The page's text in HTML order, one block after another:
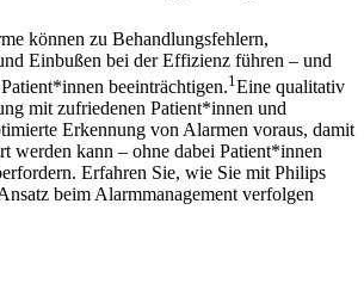
können zu Behandlungsfehlern,
Einbußen bei der Effizienz führen – und
beeinträchtigen.1 Eine qualitativ
mit zufriedenen Patient*innen und
Erkennung von Alarmen voraus, damit
werden kann – ohne dabei Patient*innen
Erfahren Sie, wie Sie mit Philips
beim Alarmmanagement verfolgen